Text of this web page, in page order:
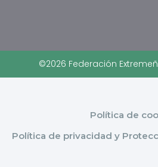
©2026 Federación
Política de
Política de privacidad y